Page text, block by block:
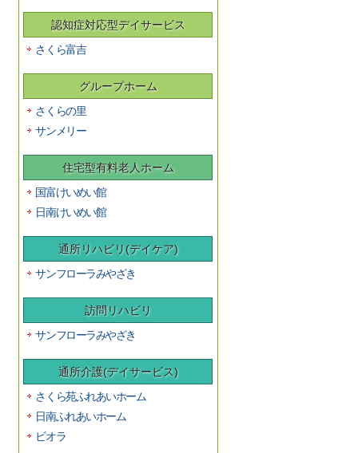
認知症対応型デイサービス
さくら富吉
グループホーム
さくらの里
サンメリー
住宅型有料老人ホーム
国富けいめい館
日南けいめい館
通所リハビリ(デイケア)
サンフローラみやざき
訪問リハビリ
サンフローラみやざき
通所介護(デイサービス)
さくら苑ふれあいホーム
日南ふれあいホーム
ビオラ